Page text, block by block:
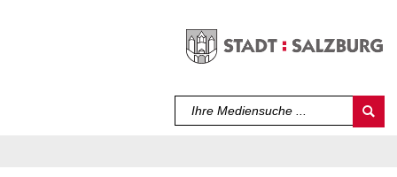
Sprache auswählen